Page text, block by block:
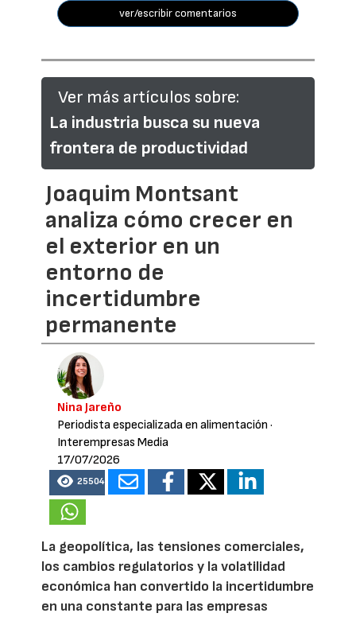
ver/escribir comentarios
Ver más artículos sobre:
La industria busca su nueva
frontera de productividad
Joaquim Montsant
analiza cómo crecer en
el exterior en un
entorno de
incertidumbre
permanente
Nina Jareño
Periodista especializada en alimentación ·
Interempresas Media
17/07/2026
25504
La geopolítica, las tensiones comerciales,
los cambios regulatorios y la volatilidad
económica han convertido la incertidumbre
en una constante para las empresas